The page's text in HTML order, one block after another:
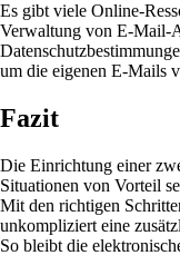
Es gibt viele Online-
Verwaltung von E-Mail-
um die eigenen E-Mails
Fazit
Die Einrichtung einer
Situationen von Vorteil
Mit den richtigen
unkompliziert eine
So bleibt die